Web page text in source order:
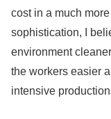
cost in a much
sophistication, I
environment
the workers easier
intensive